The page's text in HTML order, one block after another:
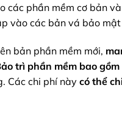
các phần mềm cơ bản
vào các bản vá bảo
bản phần mềm mới,
trì phần mềm bao gồm
Các chi phí này có thể